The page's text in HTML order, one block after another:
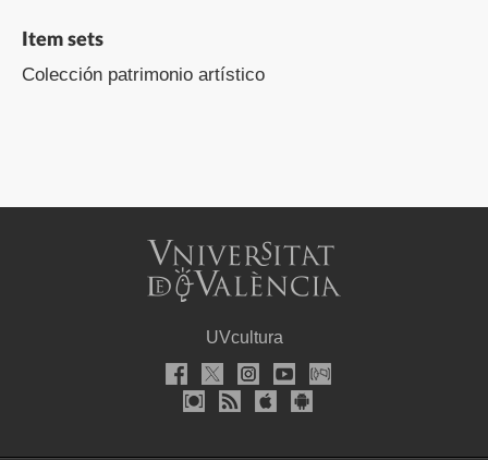
Item sets
Colección patrimonio artístico
UVcultura